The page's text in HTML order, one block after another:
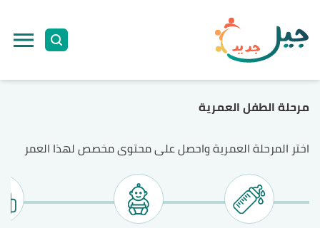
مرحلة الطفل العمرية
اختر المرحلة العمرية واحصل على محتوى مخصص لهذا العمر